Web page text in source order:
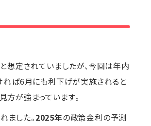
想定されていましたが、今回は年内
れば6月にも利下げが実施されると
方が強まっています。
ました。2025年の政策金利の予測